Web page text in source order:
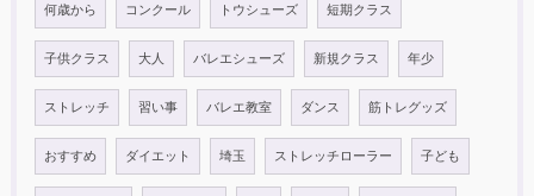
何歳から コンクール トウシューズ 短期クラス
子供クラス 大人 バレエシューズ 新規クラス 年少
ストレッチ 習い事 バレエ教室 ダンス 筋トレグッズ
おすすめ ダイエット 埼玉 ストレッチローラー 子ども